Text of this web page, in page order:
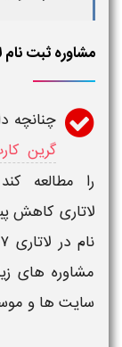
مشاوره ثبت نام
چنانچه
گرین
را مطالعه
لاتاریکاهش
نامدر لاتاری
مشاوره های
سایت ها و